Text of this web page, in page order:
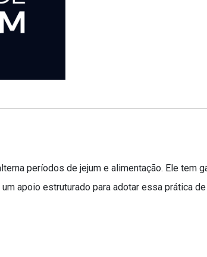
períodos de jejum e alimentação. Ele
apoio estruturado para adotar essa prática